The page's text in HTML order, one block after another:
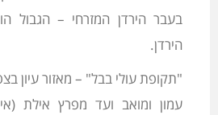
בעבר הירדן המזרחי – הגבול
הירדן.
"תקופת עולי בבל" – מאזור עיון
עמון ומואב ועד מפרץ אילת